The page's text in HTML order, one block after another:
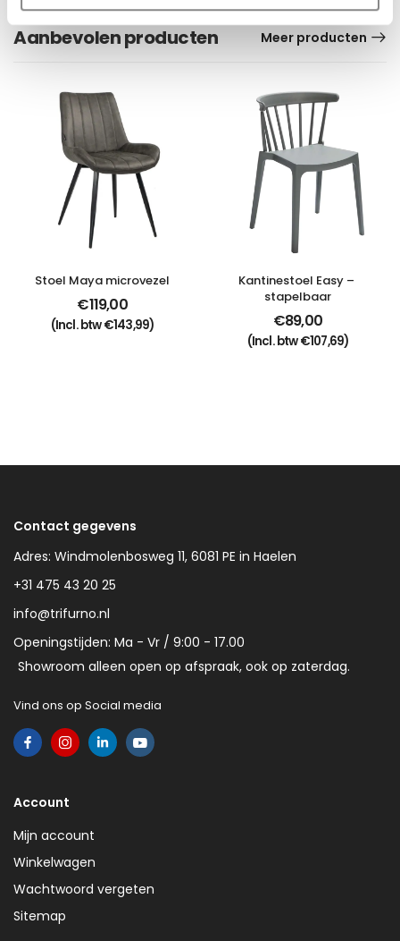
Aanbevolen producten Meer producten
Stoel Maya microvezel
€119,00
(Incl. btw€143,99)
Kantinestoel Easy –
stapelbaar
€89,00
(Incl. btw€107,69)
Contact gegevens
Adres: Windmolenbosweg 11, 6081 PE in Haelen
+31 475 43 20 25
info@trifurno.nl
Openingstijden: Ma - Vr / 9:00 - 17.00
Showroom alleen open op afspraak, ook op zaterdag.
Vind ons op Social media
Account
Mijn account
Winkelwagen
Wachtwoord vergeten
Sitemap